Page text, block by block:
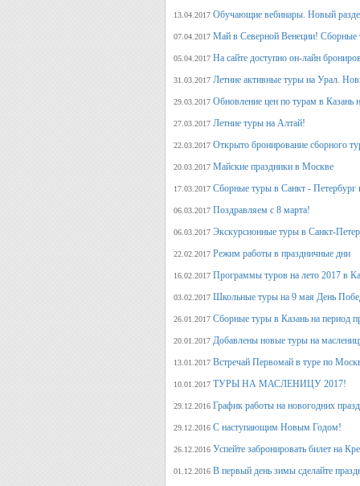
13.04.2017 Обучающие вебинары. Новый
07.04.2017 Май в Северной Венеции! Сборные
05.04.2017 На сайте доступно он-лайн
31.03.2017 Летние активные туры на Урал.
29.03.2017 Обновление цен по турам в Казань
27.03.2017 Летние туры на Алтай!
22.03.2017 Открыто бронирование сборного
20.03.2017 Майские праздники в Москве
17.03.2017 Сборные туры в Санкт - Петербург
06.03.2017 Поздравляем с 8 марта!
06.03.2017 Экскурсионные туры в Санкт-
22.02.2017 Режим работы в праздничные дни
16.02.2017 Программы туров на лето 2017 в
03.02.2017 Школьные туры на 9 мая День
26.01.2017 Сборные туры в Казань на период
20.01.2017 Добавлены новые туры на
13.01.2017 Встречай Первомай в туре по
10.01.2017 ТУРЫ НА МАСЛЕНИЦУ 2017!
29.12.2016 График работы на новогодних
29.12.2016 С наступающим Новым Годом!
26.12.2016 Успейте забронировать билет на
01.12.2016 В первый день зимы сделайте